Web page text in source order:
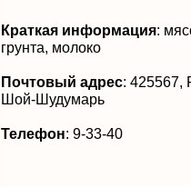
Краткая информация:
грунта, молоко
Почтовый адрес: 425567,
Шой-Шудумарь
Телефон: 9-33-40